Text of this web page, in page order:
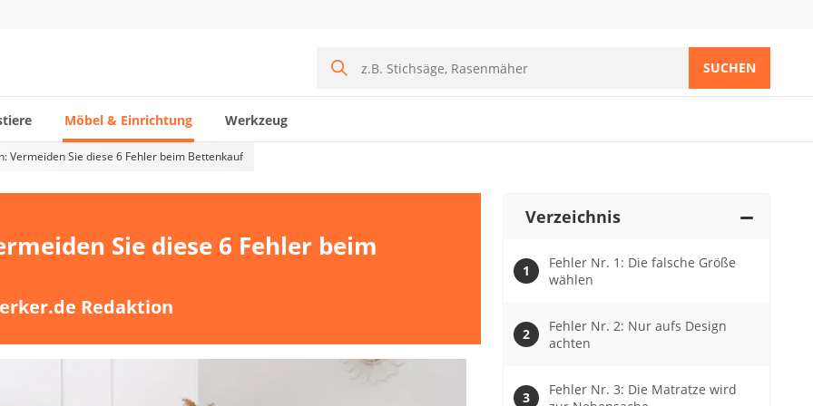
SUCHEN
Möbel & Einrichtung Werkzeug
Vermeiden Sie diese 6 Fehler beim Bettenkauf
Sie diese 6 Fehler beim
Redaktion
Verzeichnis
Fehler Nr. 1: Die falsche Größe
wählen
Fehler Nr. 2: Nur aufs Design
achten
Fehler Nr. 3: Die Matratze wird